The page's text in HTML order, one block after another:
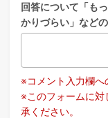
回答について「も
かりづらい」など
※コメント入力欄へ
※このフォームに対
承ください。